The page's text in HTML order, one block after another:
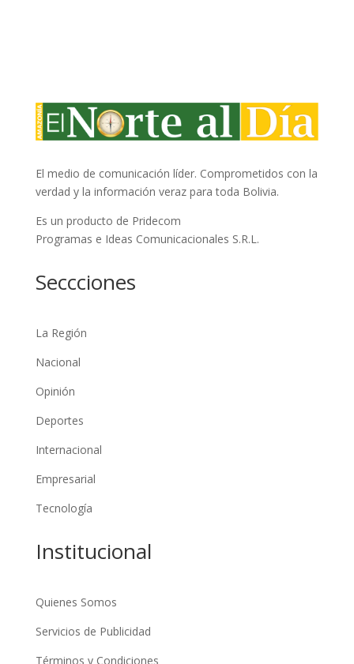
El medio de comunicación líder. Comprometidos con la
verdad y la información veraz para toda Bolivia.
Es un producto de Pridecom
Programas e Ideas Comunicacionales S.R.L.
Seccciones
La Región
Nacional
Opinión
Deportes
Internacional
Empresarial
Tecnología
Institucional
Quienes Somos
Servicios de Publicidad
Términos y Condiciones